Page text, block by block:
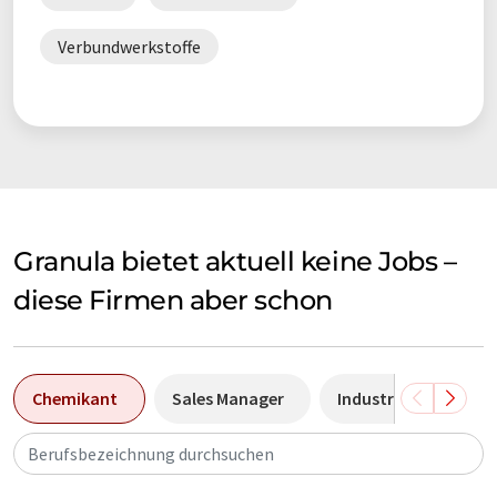
Verbundwerkstoffe
Granula bietet aktuell keine Jobs –
diese Firmen aber schon
Chemikant Sales Manager
Berufsbezeichnung durchsuchen